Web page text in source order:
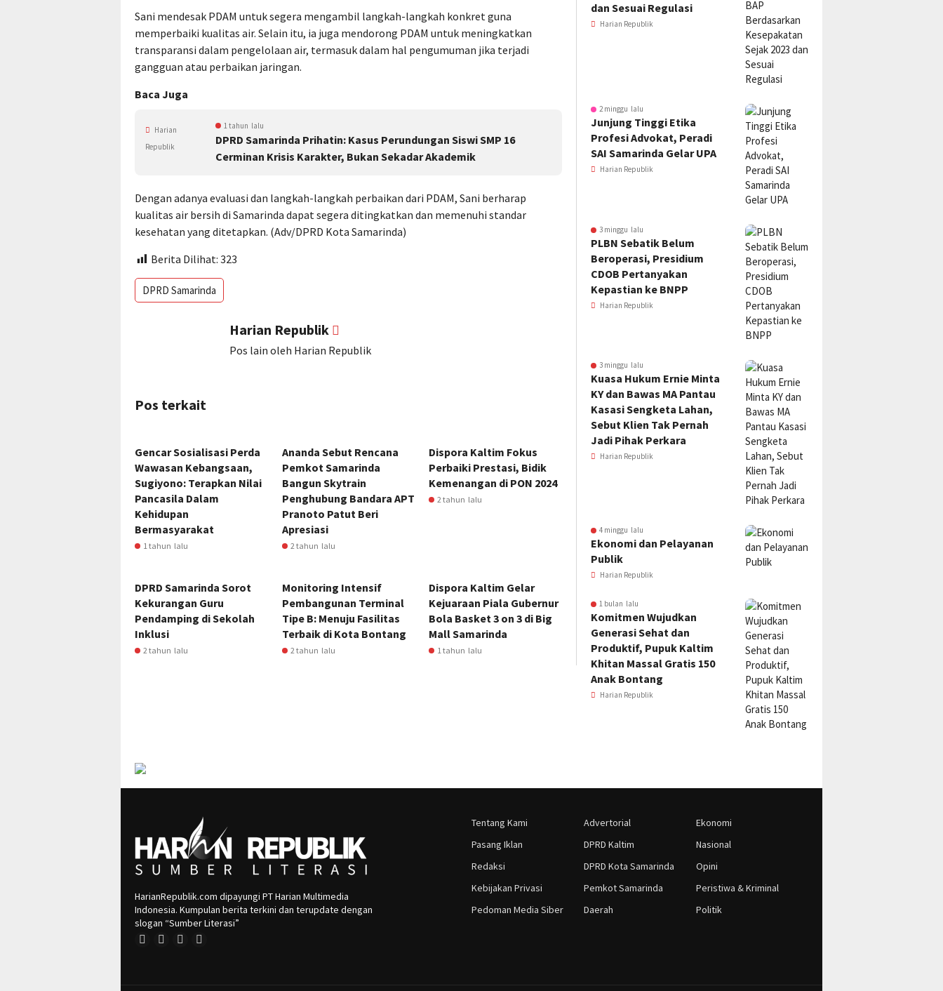
Sani mendesak PDAM untuk segera mengambil langkah-langkah konkret guna
memperbaiki kualitas air. Selain itu, ia juga mendorong PDAM untuk meningkatkan
transparansi dalam pengelolaan air, termasuk dalam hal pengumuman jika terjadi
gangguan atau perbaikan jaringan.
Baca Juga
1 tahun lalu
DPRD Samarinda Prihatin: Kasus Perundungan Siswi SMP 16
Cerminan Krisis Karakter, Bukan Sekadar Akademik
Harian
Republik
Dengan adanya evaluasi dan langkah-langkah perbaikan dari PDAM, Sani berharap
kualitas air bersih di Samarinda dapat segera ditingkatkan dan memenuhi standar
kesehatan yang ditetapkan. (Adv/DPRD Kota Samarinda)
Berita Dilihat: 323
DPRD Samarinda
Harian Republik
Pos lain oleh Harian Republik
Pos terkait
Gencar Sosialisasi Perda
Wawasan Kebangsaan,
Sugiyono: Terapkan Nilai
Pancasila Dalam
Kehidupan
Bermasyarakat
1 tahun lalu
Ananda Sebut Rencana
Pemkot Samarinda
Bangun Skytrain
Penghubung Bandara APT
Pranoto Patut Beri
Apresiasi
2 tahun lalu
Dispora Kaltim Fokus
Perbaiki Prestasi, Bidik
Kemenangan di PON 2024
2 tahun lalu
DPRD Samarinda Sorot
Kekurangan Guru
Pendamping di Sekolah
Inklusi
2 tahun lalu
Monitoring Intensif
Pembangunan Terminal
Tipe B: Menuju Fasilitas
Terbaik di Kota Bontang
2 tahun lalu
Dispora Kaltim Gelar
Kejuaraan Piala Gubernur
Bola Basket 3 on 3 di Big
Mall Samarinda
1 tahun lalu
dan Sesuai Regulasi
Harian Republik
2 minggu lalu
Junjung Tinggi Etika
Profesi Advokat, Peradi
SAI Samarinda Gelar UPA
Harian Republik
3 minggu lalu
PLBN Sebatik Belum
Beroperasi, Presidium
CDOB Pertanyakan
Kepastian ke BNPP
Harian Republik
3 minggu lalu
Kuasa Hukum Ernie Minta
KY dan Bawas MA Pantau
Kasasi Sengketa Lahan,
Sebut Klien Tak Pernah
Jadi Pihak Perkara
Harian Republik
4 minggu lalu
Ekonomi dan Pelayanan
Publik
Harian Republik
1 bulan lalu
Komitmen Wujudkan
Generasi Sehat dan
Produktif, Pupuk Kaltim
Khitan Massal Gratis 150
Anak Bontang
Harian Republik
Tentang Kami
Pasang Iklan
Redaksi
Kebijakan Privasi
Pedoman Media Siber
Advertorial
DPRD Kaltim
DPRD Kota Samarinda
Pemkot Samarinda
Daerah
Ekonomi
Nasional
Opini
Peristiwa & Kriminal
Politik
HarianRepublik.com dipayungi PT Harian Multimedia
Indonesia. Kumpulan berita terkini dan terupdate dengan
slogan “Sumber Literasi”